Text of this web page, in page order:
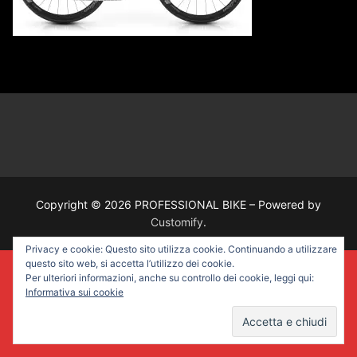
Copyright © 2026 PROFESSIONAL BIKE – Powered by
Customify.
Privacy e cookie: Questo sito utilizza cookie. Continuando a utilizzare
questo sito web, si accetta l’utilizzo dei cookie.
Per ulteriori informazioni, anche su controllo dei cookie, leggi qui:
Informativa sui cookie